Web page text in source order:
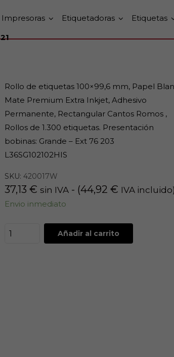
Impresoras Etiquetadoras Etiquetas
Rollo de etiquetas 100×99,6 mm, Papel
Mate Premium Extra Inkjet, Adhesivo
Permanente, Rectangular Cantos Romos ,
Rollos de 1.300 etiquetas. Presentación
bobinas: Grande – Ext 76 203
L36SG102102HIS
SKU: 420017W
37,13 € sin IVA - (44,92 € IVA incluido)
Envio inmediato
Añadir al carrito